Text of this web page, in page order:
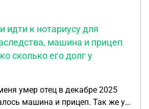
идти к нотариусу для
машина и прицеп
сколько его долг у